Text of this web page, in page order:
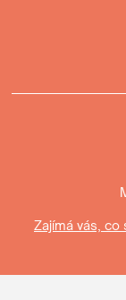
Zajímá vás, co